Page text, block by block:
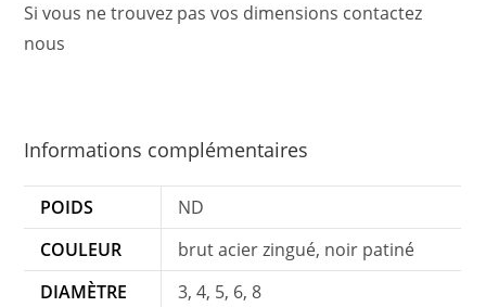
Si vous ne trouvez pas vos dimensions contactez
nous
Informations complémentaires
POIDS
ND
COULEUR
brut acier zingué, noir patiné
DIAMÈTRE
3, 4, 5, 6, 8